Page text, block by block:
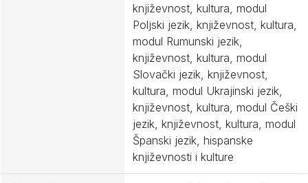
književnost, kultura, modul
Poljski jezik, književnost, kultura,
modul Rumunski jezik,
književnost, kultura, modul
Slovački jezik, književnost,
kultura, modul Ukrajinski jezik,
književnost, kultura, modul Češki
jezik, književnost, kultura, modul
Španski jezik, hispanske
književnosti i kulture